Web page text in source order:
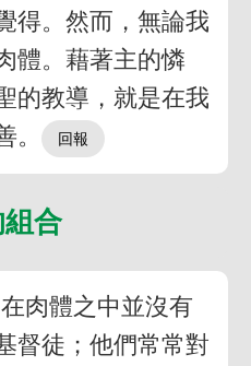
得。然而，無論我
體。藉著主的憐
的教導，就是在我
。
合
肉體之中並沒有
督徒；他們常常對